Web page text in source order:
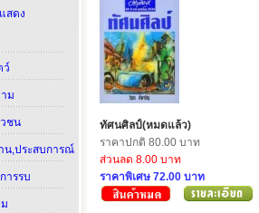
สดง
ว์
ม
ชน
น,ประสบการณ์
ารรบ
ทัศนศิลป์(หมดแล้ว)
ราคาปกติ 80.00 บาท
ส่วนลด 8.00 บาท
ราคาพิเศษ 72.00 บาท